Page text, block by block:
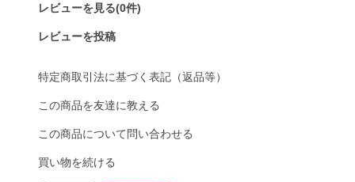
レビューを見る(0件)
レビューを投稿
特定商取引法に基づく表記（返品等）
この商品を友達に教える
この商品について問い合わせる
買い物を続ける